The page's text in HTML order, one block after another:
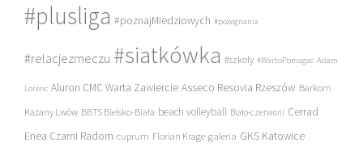
#plusliga #poznajMiedziowych #pożegnania
#relacjezmeczu #siatkówka #szkoły #WartoPomagac Adam
Lorenc Aluron CMC Warta Zawiercie Asseco Resovia Rzeszów Barkom
Każany Lwów BBTS Bielsko-Biała beach volleyball Biało-czerwoni Cerrad
Enea Czarni Radom cuprum Florian Krage galeria GKS Katowice